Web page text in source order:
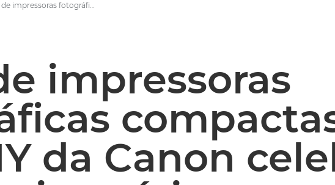
Série de impressoras fotográficas compactas SELPHY da Canon celebra o 20º aniversário - Centro de imprensa da Canon
impressoras
da Canon